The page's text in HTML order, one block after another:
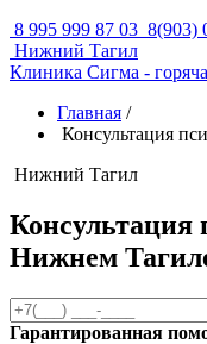
8 995 999 87 03 8(903)
Нижний Тагил
Клиника Сигма -
Главная /
Консультация
Нижний Тагил
Консультация
Нижнем
Гарантированная